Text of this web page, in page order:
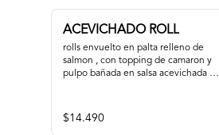
ACEVICHADO ROLL
rolls envuelto en palta relleno de
salmon , con topping de camaron y
pulpo bañada en salsa acevichada de
$14.490